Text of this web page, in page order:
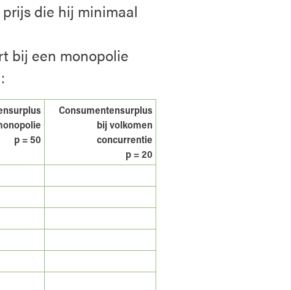
die hij minimaal
bij een monopolie
p = 50
Consumentensurplus
bij volkomen
concurrentie
p = 20